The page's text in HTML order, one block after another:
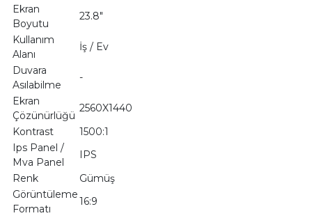
Ekran
Boyutu
23.8"
Kullanım
Alanı
İş / Ev
Duvara
Asılabilme
-
Ekran
Çözünürlüğü
2560X1440
Kontrast
1500:1
Ips Panel /
Mva Panel
IPS
Renk
Gümüş
Görüntüleme
Formatı
16:9